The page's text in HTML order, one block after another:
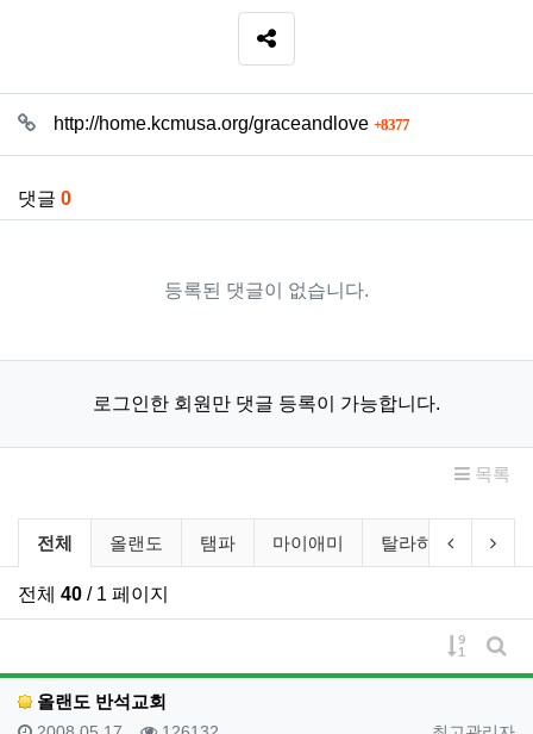
SNS 공유
관련자료http://home.kcmusa.org/graceandlove 8377회 연결
댓글 0
등록된 댓글이 없습니다.
로그인한 회원만 댓글 등록이 가능합니다.
목록
교회 상세소개 분류 목록
전체 올랜도 탬파 마이애미 탈라하시 게인
이전 분류
다
전체 40 / 1 페이지
게시물
게
올랜도 반석교회